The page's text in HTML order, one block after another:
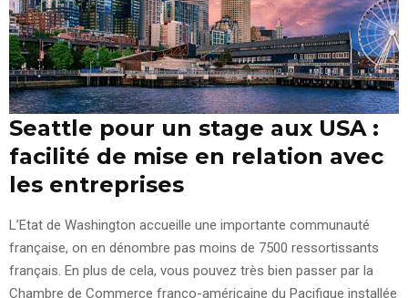
Seattle pour un stage aux USA :
facilité de mise en relation avec
les entreprises
L’Etat de Washington accueille une importante communauté
française, on en dénombre pas moins de 7500 ressortissants
français. En plus de cela, vous pouvez très bien passer par la
Chambre de Commerce franco-américaine du Pacifique installée